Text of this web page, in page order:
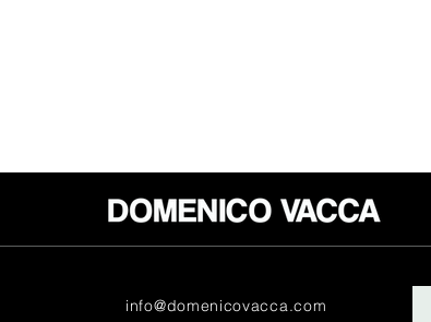
info@domenicovacca.com